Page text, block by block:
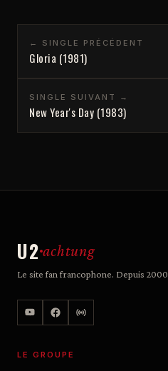
← SINGLE PRÉCÉDENT
Gloria (1981)
SINGLE SUIVANT →
New Year's Day (1983)
U2 achtung
Le site fan francophone. Depuis 2000
LE GROUPE